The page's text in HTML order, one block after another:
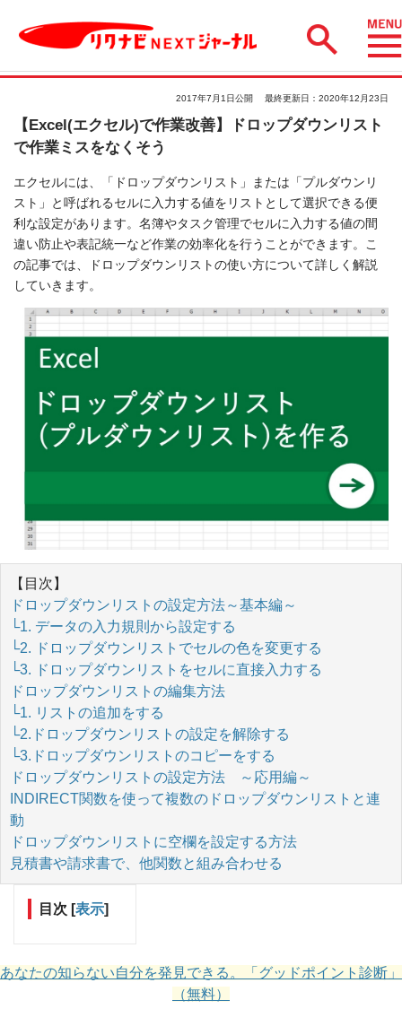
2017年7月1日公開 最終更新日：2020年12月23日
【Excel(エクセル)で作業改善】ドロップダウンリスト
で作業ミスをなくそう
エクセルには、「ドロップダウンリスト」または「プルダウンリ
スト」と呼ばれるセルに入力する値をリストとして選択できる便
利な設定があります。名簿やタスク管理でセルに入力する値の間
違い防止や表記統一など作業の効率化を行うことができます。こ
の記事では、ドロップダウンリストの使い方について詳しく解説
していきます。
【目次】
ドロップダウンリストの設定方法～基本編～
└1. データの入力規則から設定する
└2. ドロップダウンリストでセルの色を変更する
└3. ドロップダウンリストをセルに直接入力する
ドロップダウンリストの編集方法
└1. リストの追加をする
└2.ドロップダウンリストの設定を解除する
└3.ドロップダウンリストのコピーをする
ドロップダウンリストの設定方法 ～応用編～
INDIRECT関数を使って複数のドロップダウンリストと連
動
ドロップダウンリストに空欄を設定する方法
見積書や請求書で、他関数と組み合わせる
目次 [表示]
あなたの知らない自分を発見できる。「グッドポイント診断」
（無料）